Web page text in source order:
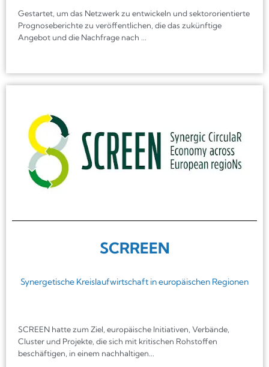
Gestartet, um das Netzwerk zu entwickeln und sektororientierte
Prognoseberichte zu veröffentlichen, die das zukünftige
Angebot und die Nachfrage nach ...
SCRREEN
Synergetische Kreislaufwirtschaft in europäischen Regionen
SCREEN hatte zum Ziel, europäische Initiativen, Verbände,
Cluster und Projekte, die sich mit kritischen Rohstoffen
beschäftigen, in einem nachhaltigen...